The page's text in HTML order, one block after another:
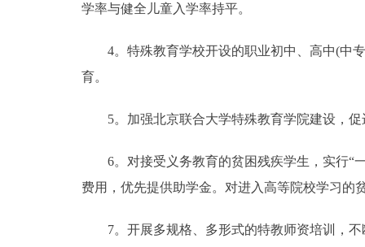
学率与健全儿童入学率持平。
4。特殊教育学校开设的职业初中、高中(中专
育。
5。加强北京联合大学特殊教育学院建设，促
6。对接受义务教育的贫困残疾学生，实行“一
费用，优先提供助学金。对进入高等院校学习的
7。开展多规格、多形式的特教师资培训，不